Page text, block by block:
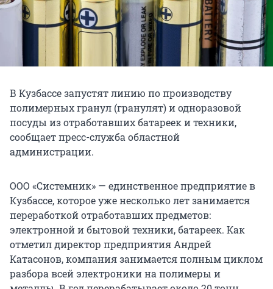
В Кузбассе запустят линию по производству
полимерных гранул (гранулят) и одноразовой
посуды из отработавших батареек и техники,
сообщает пресс-служба областной
администрации.
ООО «Системник» — единственное предприятие в
Кузбассе, которое уже несколько лет занимается
переработкой отработавших предметов:
электронной и бытовой техники, батареек. Как
отметил директор предприятия Андрей
Катасонов, компания занимается полным циклом
разбора всей электроники на полимеры и